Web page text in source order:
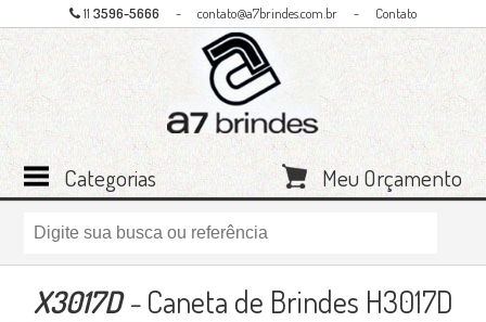
11 3596-5666 - contato@a7brindes.com.br- Contato
Meu Orçamento
Categorias
X3017D-Caneta de Brindes H3017D